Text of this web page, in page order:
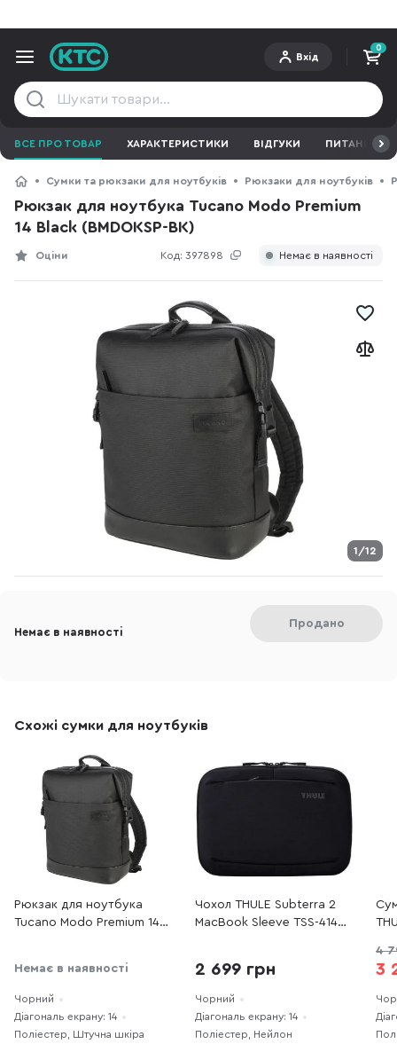
Вхід
0
ВСЕ ПРО ТОВАР ХАРАКТЕРИСТИКИ ВІДГУКИ ПИТАННЯ ТА
Сумки та рюкзаки для ноутбуків Рюкзаки для ноутбуків
Рюкзак для ноутбука Tucano Modo Premium
14 Black (BMDOKSP-BK)
Код: 397898
Оціни Немає в наявності
1/12
Немає в наявності
Продано
Схожі сумки для ноутбуків
Рюкзак для ноутбука
Tucano Modo Premium 14
Немає в наявності
Чорний
Діагональ екрану: 14
Поліестер, Штучна шкіра
Чохол THULE Subterra 2
MacBook Sleeve TSS-414
2 699 грн
Чорний
Діагональ екрану: 14
Поліестер, Нейлон
4
3